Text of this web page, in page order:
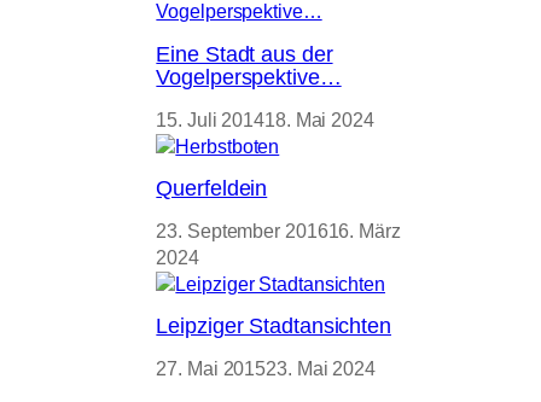
Eine Stadt aus der
Vogelperspektive…
15. Juli 201418. Mai 2024
Querfeldein
23. September 201616. März
2024
Leipziger Stadtansichten
27. Mai 201523. Mai 2024